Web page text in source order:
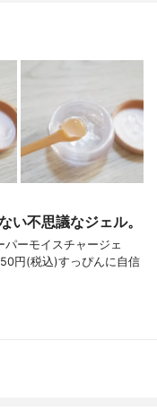
い不思議なジェル。
ーモイスチャージェ
円(税込)すっぴんに自信